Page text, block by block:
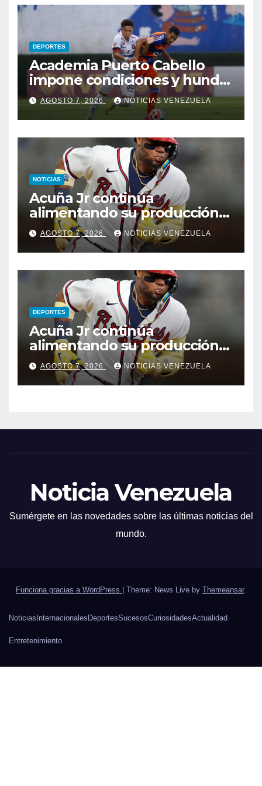
DEPORTES
Academia Puerto Cabello
impone condiciones y hunde
al Caracas FC
AGOSTO 7, 2026 NOTICIAS VENEZUELA
NOTICIAS
Acuña Jr continúa
alimentando su producción
jonronera
AGOSTO 7, 2026 NOTICIAS VENEZUELA
DEPORTES
Acuña Jr continúa
alimentando su producción
jonronera
AGOSTO 7, 2026 NOTICIAS VENEZUELA
Noticia Venezuela
Sumérgete en las novedades sobre las últimas noticias del
mundo.
Funciona gracias a WordPress | Theme: News Live by Themeansar.
Noticias Internacionales DeportesSucesosCuriosidadesActualidad
Entretenimiento